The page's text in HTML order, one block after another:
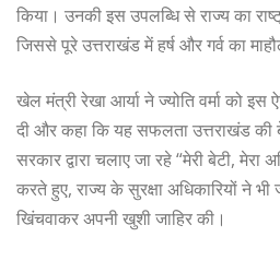
किया। उनकी इस उपलब्धि से राज्य का
जिससे पूरे उत्तराखंड में हर्ष और गर्व का
खेल मंत्री रेखा आर्या ने ज्योति वर्मा को इस
दी और कहा कि यह सफलता उत्तराखंड की
सरकार द्वारा चलाए जा रहे “मेरी बेटी, मेरा
करते हुए, राज्य के सुरक्षा अधिकारियों ने भी
खिंचवाकर अपनी खुशी जाहिर की।